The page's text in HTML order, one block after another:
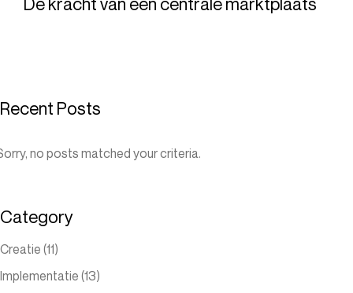
De kracht van een centrale marktplaats
Recent Posts
no posts matched your criteria.
Category
Creatie (11)
Implementatie (13)